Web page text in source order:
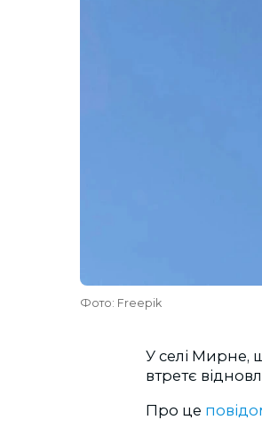
Фото: Freepik
У селі Мирне,
втретє
Про це